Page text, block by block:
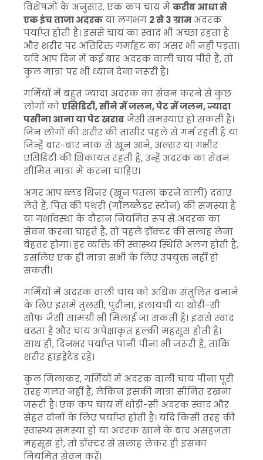
विशेषज्ञों के अनुसार, एक कप चाय मेंकरीब आधा से
एक इंच ताजा अदरकया लगभग 2 से 3 ग्राम अदरक
पर्याप्त होती है। इससे चाय का स्वाद भी अच्छा रहता है
और शरीर पर अतिरिक्त गर्माहट का असर भी नहीं पड़ता।
यदि आप दिन में कई बार अदरक वाली चाय पीते हैं, तो
कुल मात्रा पर भी ध्यान देना जरूरी है।
गर्मियों में बहुत ज्यादा अदरक का सेवन करने से कुछ
लोगों कोएसिडिटी, सीने में जलन, पेट में जलन, ज्यादा
पसीना आना या पेट खराबजैसी समस्याएं हो सकती हैं।
जिन लोगों की शरीर की तासीर पहले से गर्म रहती है या
जिन्हें बार-बार नाक से खून आने, अल्सर या गंभीर
एसिडिटी की शिकायत रहती है, उन्हें अदरक का सेवन
सीमित मात्रा में करना चाहिए।
अगर आप ब्लड थिनर (खून पतला करने वाली) दवाएं
लेते हैं, पित्त की पथरी (गॉलब्लैडर स्टोन) की समस्या है
या गर्भावस्था के दौरान नियमित रूप से अदरक का
सेवन करना चाहते हैं, तो पहले डॉक्टर की सलाह लेना
बेहतर होगा। हर व्यक्ति की स्वास्थ्य स्थिति अलग होती है,
इसलिए एक ही मात्रा सभी के लिए उपयुक्त नहीं हो
सकती।
गर्मियों में अदरक वाली चाय को अधिक संतुलित बनाने
के लिए इसमें तुलसी, पुदीना, इलायची या थोड़ी-सी
सौंफ जैसी सामग्री भी मिलाई जा सकती है। इससे स्वाद
बढ़ता है और चाय अपेक्षाकृत हल्की महसूस होती है।
साथ ही, दिनभर पर्याप्त पानी पीना भी जरूरी है, ताकि
शरीर हाइड्रेटेड रहे।
कुल मिलाकर, गर्मियों में अदरक वाली चाय पीना पूरी
तरह गलत नहीं है, लेकिन इसकी मात्रा सीमित रखना
जरूरी है। एक कप चाय में थोड़ी-सी अदरक स्वाद और
सेहत दोनों के लिए पर्याप्त होती है। यदि किसी तरह की
स्वास्थ्य समस्या हो या अदरक खाने के बाद असहजता
महसूस हो, तो डॉक्टर से सलाह लेकर ही इसका
नियमित सेवन करें।